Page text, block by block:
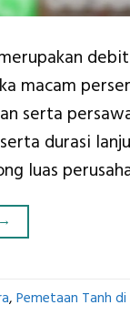
macam
serta
durasi
luas
→
, Pemetaan Tanh